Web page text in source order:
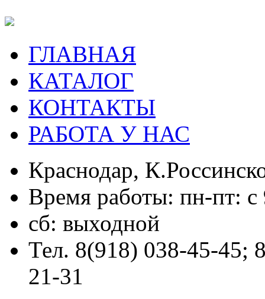
ГЛАВНАЯ
КАТАЛОГ
КОНТАКТЫ
РАБОТА У НАС
Краснодар,
Время работы: пн-пт:
сб: выходной
Тел. 8(918) 038-45-45;
21-31